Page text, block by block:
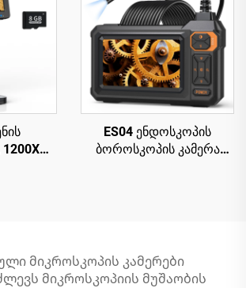
ES04 ენდოსკოპის
ბოროსკოპის კამერა
მიკროსკოპის კამერები
მიკროსკოპიის მუშაობის